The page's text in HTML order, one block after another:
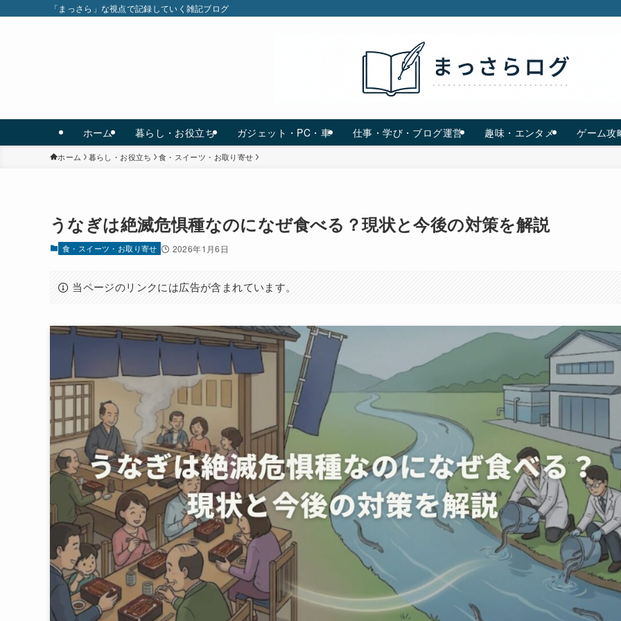
「まっさら」な視点で記録していく雑記ブログ
ホーム 暮らし・お役立ち ガジェット・PC・車 仕事・学び・ブログ運営 趣味・エンタメ ゲーム攻
ホーム 暮らし・お役立ち 食・スイーツ・お取り寄せ
うなぎは絶滅危惧種なのになぜ食べる？現状と今後の対策を解説
食・スイーツ・お取り寄せ 2026年1月6日
当ページのリンクには広告が含まれています。